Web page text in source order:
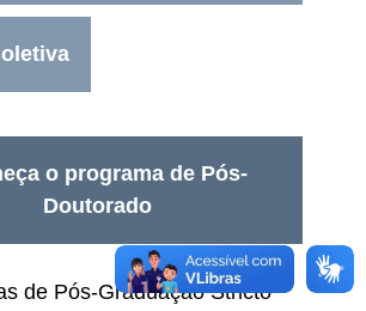
o programa de Pós-
Doutorado
de Pós-Graduação Stricto